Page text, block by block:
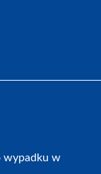
wypadku w